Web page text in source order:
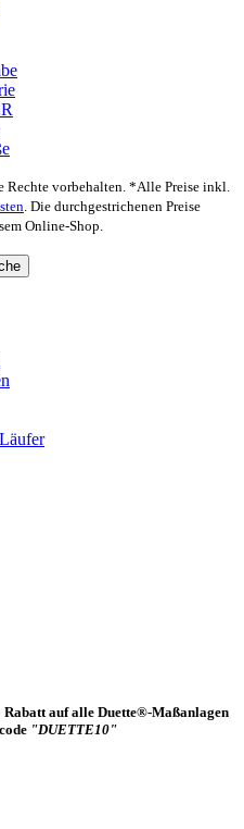
Rechte vorbehalten. *Alle Preise inkl.
. Die durchgestrichenen Preise
Online-Shop.
auf alle Duette®-Maßanlagen
"DUETTE10"